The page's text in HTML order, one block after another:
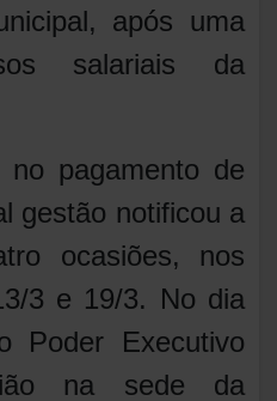
após uma
salariais da
pagamento de
gestão notificou a
ocasiões, nos
3 e 19/3. No dia
Poder Executivo
na sede da